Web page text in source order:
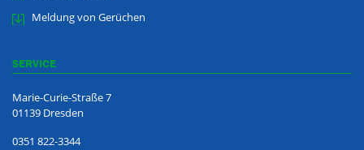
Meldung von Gerüchen
SERVICE
Marie-Curie-Straße 7
01139 Dresden
0351 822-3344